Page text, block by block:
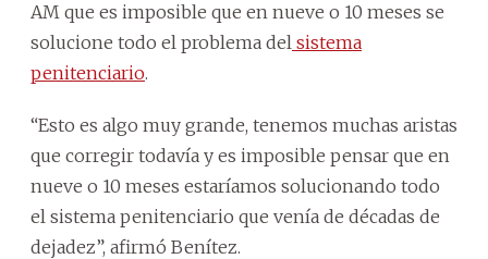
AM que es imposible que en nueve o 10 meses se
solucione todo el problema del sistema
penitenciario.
“Esto es algo muy grande, tenemos muchas aristas
que corregir todavía y es imposible pensar que en
nueve o 10 meses estaríamos solucionando todo
el sistema penitenciario que venía de décadas de
dejadez”, afirmó Benítez.